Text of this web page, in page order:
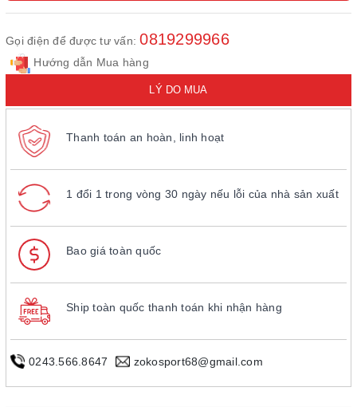
Gọi điện để được tư vấn:0819299966
Hướng dẫn Mua hàng
LÝ DO MUA
Thanh toán an hoàn, linh hoạt
1 đổi 1 trong vòng 30 ngày nếu lỗi của nhà sản xuất
Bao giá toàn quốc
Ship toàn quốc thanh toán khi nhận hàng
0243.566.8647 zokosport68@gmail.com